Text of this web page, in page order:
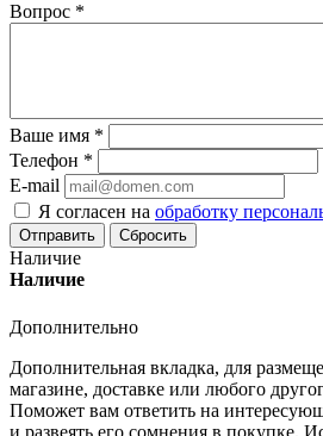
Вопрос *
Ваше имя *
Телефон *
E-mail
Я согласен на обработку
Сбросить
Наличие
Наличие
Дополнительно
Дополнительная вкладка, для
магазине, доставке или любого
Поможет вам ответить на
и развеять его сомнения в покупке.